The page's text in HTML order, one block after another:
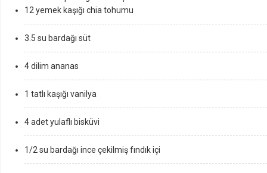
12 yemek kaşığı chia tohumu
3.5 su bardağı süt
4 dilim ananas
1 tatlı kaşığı vanilya
4 adet yulaflı bisküvi
1/2 su bardağı ince çekilmiş fındık içi